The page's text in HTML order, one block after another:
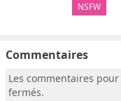
NSFW
Commentaires
Les commentaires
fermés.